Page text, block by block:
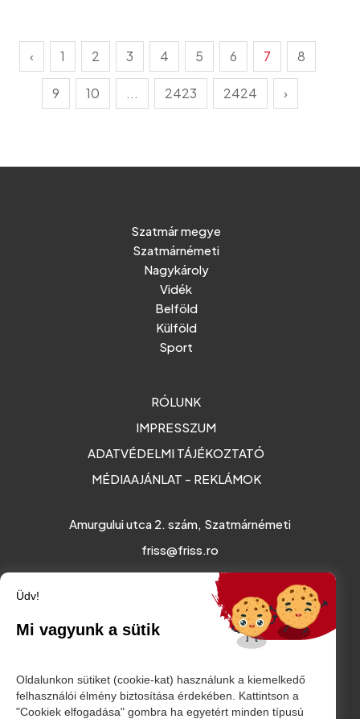
‹ 1 2 3 4 5 6 7 8
9 10 ... 2423 2424 ›
Szatmár megye
Szatmárnémeti
Nagykároly
Vidék
Belföld
Külföld
Sport
RÓLUNK
IMPRESSZUM
ADATVÉDELMI TÁJÉKOZTATÓ
MÉDIAAJÁNLAT - REKLÁMOK
Amurgului utca 2. szám, Szatmárnémeti
friss@friss.ro
Üdv!
Mi vagyunk a sütik
Oldalunkon sütiket (cookie-kat) használunk a kiemelkedő
felhasználói élmény biztosítása érdekében. Kattintson a
"Cookiek elfogadása" gombra ha egyetért minden típusú